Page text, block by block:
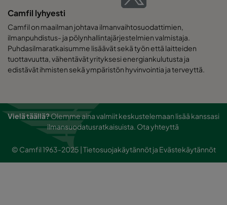
Camfil lyhyesti
Camfil on maailman johtava ilmanvaihtosuodattimien,
ilmanpuhdistus- ja pölynhallintajärjestelmien valmistaja.
Puhdasilmaratkaisumme lisäävät sekä työn että laitteiden
tuottavuutta, vähentävät yrityksesi energiankulutusta ja
edistävät ihmisten sekä ympäristön hyvinvointia ja terveyttä.
Vielä täällä?Olemme aina valmiit keskustelemaan lisää kanssasi
ilmansuodatusratkaisuista. Ota yhteyttä
© Camfil 1963-2025 |Tietosuojakäytännötja Evästekäytännöt